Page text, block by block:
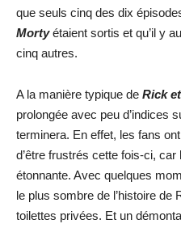
que seuls cinq des dix
Mortyétaient sortis et qu’il y
cinq autres.
A la manière typique de Rick
prolongée avec peu d’indices
terminera. En effet, les fans
d’être frustrés cette fois-ci, car
étonnante. Avec quelques
le plus sombre de l’histoire de
toilettes privées. Et un